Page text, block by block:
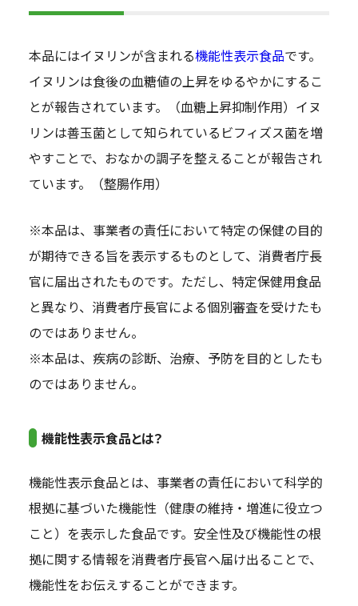
本品にはイヌリンが含まれる機能性表示食品です。
イヌリンは食後の血糖値の上昇をゆるやかにするこ
とが報告されています。（血糖上昇抑制作用）イヌ
リンは善玉菌として知られているビフィズス菌を増
やすことで、おなかの調子を整えることが報告され
ています。（整腸作用）
※本品は、事業者の責任において特定の保健の目的
が期待できる旨を表示するものとして、消費者庁長
官に届出されたものです。ただし、特定保健用食品
と異なり、消費者庁長官による個別審査を受けたも
のではありません。
※本品は、疾病の診断、治療、予防を目的としたも
のではありません。
機能性表示食品とは？
機能性表示食品とは、事業者の責任において科学的
根拠に基づいた機能性（健康の維持・増進に役立つ
こと）を表示した食品です。安全性及び機能性の根
拠に関する情報を消費者庁長官へ届け出ることで、
機能性をお伝えすることができます。